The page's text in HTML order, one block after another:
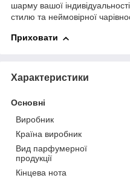
шарму вашої
стилю та неймовірної
Приховати
Характеристики
Основні
Виробник
Країна виробник
Вид парфумерної
продукції
Кінцева нота